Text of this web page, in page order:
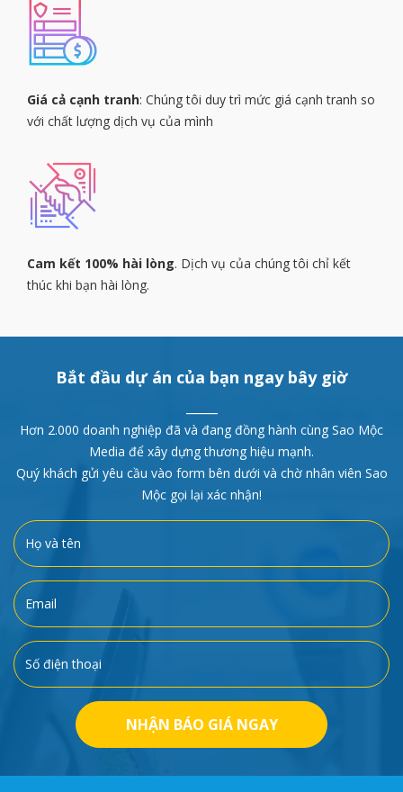
Giá cả cạnh tranh: Chúng tôi duy trì mức giá cạnh tranh so
với chất lượng dịch vụ của mình
Cam kết 100% hài lòng. Dịch vụ của chúng tôi chỉ kết
thúc khi bạn hài lòng.
Bắt đầu dự án của bạn ngay bây giờ
Hơn 2.000 doanh nghiệp đã và đang đồng hành cùng Sao Mộc
Media để xây dựng thương hiệu mạnh.
Quý khách gửi yêu cầu vào form bên dưới và chờ nhân viên Sao
Mộc gọi lại xác nhận!
NHẬN BÁO GIÁ NGAY